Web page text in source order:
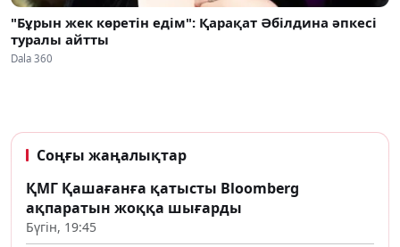
"Бұрын жек көретін едім": Қарақат Әбілдина әпкесі
туралы айтты
Dala 360
Соңғы жаңалықтар
ҚМГ Қашағанға қатысты Bloomberg
ақпаратын жоққа шығарды
Бүгін, 19:45